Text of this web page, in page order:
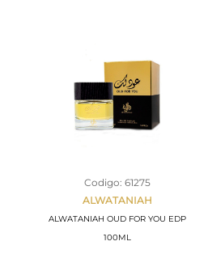
Codigo: 61275
ALWATANIAH
ALWATANIAH OUD FOR YOU EDP
100ML